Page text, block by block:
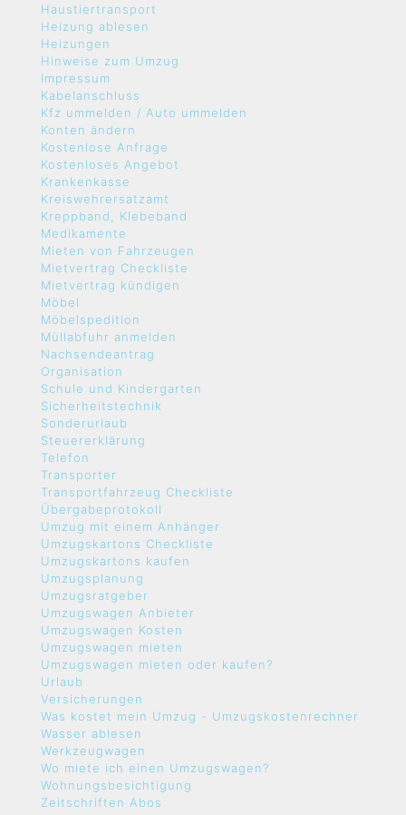
Haustiertransport
Heizung ablesen
Heizungen
Hinweise zum Umzug
Impressum
Kabelanschluss
Kfz ummelden / Auto ummelden
Konten ändern
Kostenlose Anfrage
Kostenloses Angebot
Krankenkasse
Kreiswehrersatzamt
Kreppband, Klebeband
Medikamente
Mieten von Fahrzeugen
Mietvertrag Checkliste
Mietvertrag kündigen
Möbel
Möbelspedition
Müllabfuhr anmelden
Nachsendeantrag
Organisation
Schule und Kindergarten
Sicherheitstechnik
Sonderurlaub
Steuererklärung
Telefon
Transporter
Transportfahrzeug Checkliste
Übergabeprotokoll
Umzug mit einem Anhänger
Umzugskartons Checkliste
Umzugskartons kaufen
Umzugsplanung
Umzugsratgeber
Umzugswagen Anbieter
Umzugswagen Kosten
Umzugswagen mieten
Umzugswagen mieten oder kaufen?
Urlaub
Versicherungen
Was kostet mein Umzug - Umzugskostenrechner
Wasser ablesen
Werkzeugwagen
Wo miete ich einen Umzugswagen?
Wohnungsbesichtigung
Zeitschriften Abos